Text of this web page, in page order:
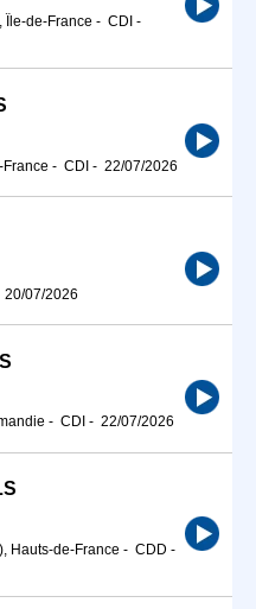
Île-de-France - CDI -
- CDI - 22/07/2026
20/07/2026
- CDI - 22/07/2026
Hauts-de-France - CDD -